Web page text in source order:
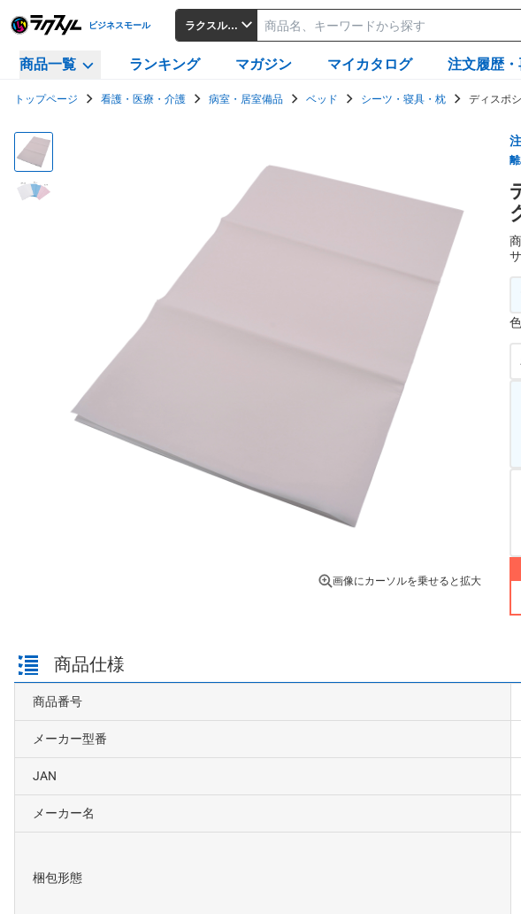
ビジネスモール ラクスルビジネスモール
商品一覧 ランキング マガジン マイカタログ 注文履歴
トップページ 看護・医療・介護 病室・居室備品 ベッド シーツ・寝具・枕 ディスポ
画像にカーソルを乗せると拡大
色
商品仕様
商品番号
メーカー型番
JAN
メーカー名
梱包形態